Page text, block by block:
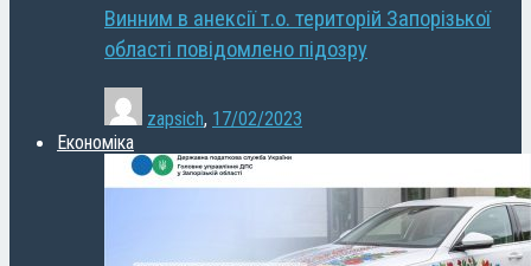
Винним в анексії т.о. територій Запорізької
області повідомлено підозру
zapsich, 17/02/2023
Економіка